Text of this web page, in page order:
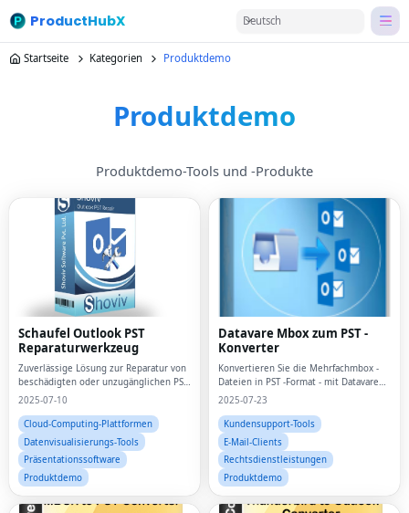
ProductHubX Deutsch
Startseite Kategorien Produktdemo
Produktdemo
Produktdemo-Tools und -Produkte
Schaufel Outlook PST
Reparaturwerkzeug
Zuverlässige Lösung zur Reparatur von
beschädigten oder unzugänglichen PST
-Dateien mühelos.
2025-07-10
Cloud-Computing-Plattformen
Datenvisualisierungs-Tools
Präsentationssoftware
Produktdemo
Datavare Mbox zum PST -
Konverter
Konvertieren Sie die Mehrfachmbox -
Dateien in PST -Format - mit Datavare
Mbox in PST Converter
2025-07-23
Kundensupport-Tools
E-Mail-Clients
Rechtsdienstleistungen
Produktdemo